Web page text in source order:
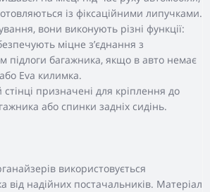
із фіксаційними липучками.
вони виконують різні функції:
міцне з’єднання з
підлоги багажника, якщо в авто немає
Eva килимка.
призначені для кріплення до
або спинки задніх сидінь.
використовується
від надійних постачальників. Матеріал